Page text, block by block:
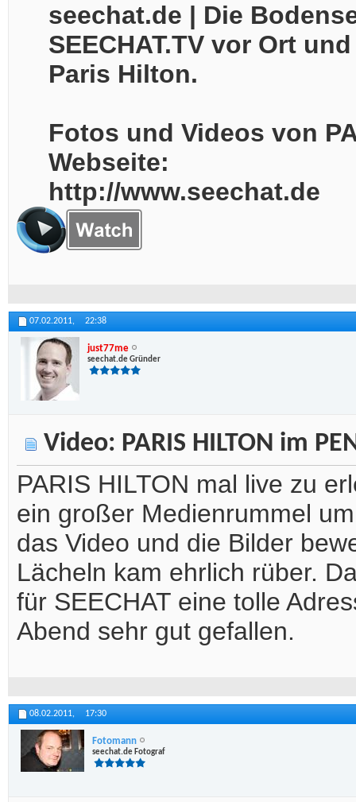
seechat.de | Die
SEECHAT.TV vor Ort
Paris Hilton.
Fotos und Videos von
Webseite:
http://www.seechat.de
07.02.2011, 22:38
just77me
seechat.de Gründer
Video: PARIS HILTON im
PARIS HILTON mal live zu
ein großer Medienrummel
das Video und die Bilder
Lächeln kam ehrlich rüber.
für SEECHAT eine tolle
Abend sehr gut gefallen.
08.02.2011, 17:30
Fotomann
seechat.de Fotograf